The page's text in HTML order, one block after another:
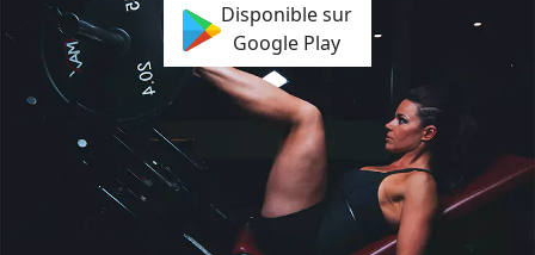
Disponible sur
Google Play